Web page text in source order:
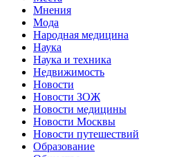
Мнения
Мода
Народная медицина
Наука
Наука и техника
Недвижимость
Новости
Новости ЗОЖ
Новости медицины
Новости Москвы
Новости путешествий
Образование